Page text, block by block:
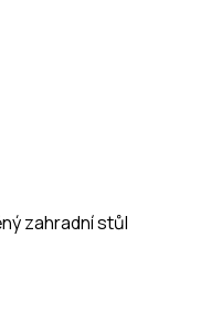
zahradní stůl